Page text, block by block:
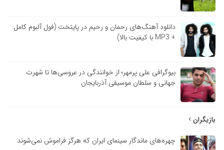
دانلود آهنگ‌های رحمان و رحیم در پایتخت (فول آلبوم کامل
+ MP3 با کیفیت بالا)
بیوگرافی علی پرمهر؛ از خوانندگی در عروسی‌ها تا شهرت
جهانی و سلطان موسیقی آذربایجان
بازیگران
چهره‌های ماندگار سینمای ایران که هرگز فراموش نمی‌شوند